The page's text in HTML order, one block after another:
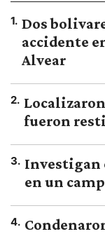
1. Dos
accidente
Alvear
2.
fueron
3. Investigan
en un
4.